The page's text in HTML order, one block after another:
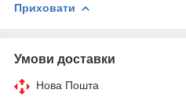
Приховати
Умови доставки
Нова Пошта